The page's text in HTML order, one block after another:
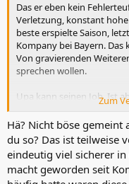
Das er eben kein
Verletzung, konstant
beste erspielte Saison,
Kompany bei Bayern.
Von gravierenden
sprechen wollen.
Upa kann seinen Job. Ist
seinem Wirken, veruracht
dass seiner Physys und
kommt. Deshalb wollen
1,90m großen IV mit den
wie Tah sie hat.
weil Kim zwar lang
Zum
Hä? Nicht böse gemeint
du so? Das ist teilweise
eindeutig viel sicherer
macht geworden seit